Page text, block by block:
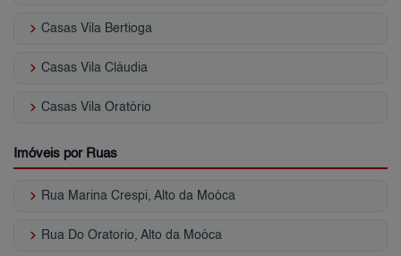
keyboard_arrow_right Casas Vila Bertioga
keyboard_arrow_right Casas Vila Cláudia
keyboard_arrow_right Casas Vila Oratório
Imóveis por Ruas
keyboard_arrow_right Rua Marina Crespi, Alto da Moóca
keyboard_arrow_right Rua Do Oratorio, Alto da Moóca